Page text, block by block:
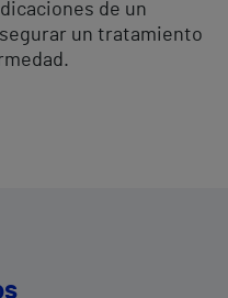
de un
un tratamiento